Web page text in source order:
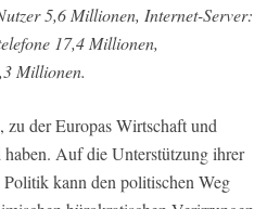
5,6 Millionen, Internet-Server:
17,4 Millionen,
Millionen.
der Europas Wirtschaft und
Auf die Unterstützung ihrer
kann den politischen Weg